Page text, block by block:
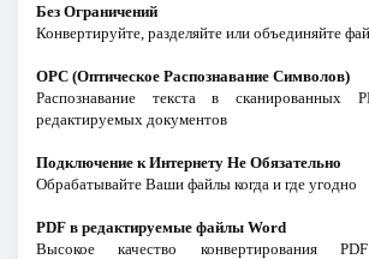
Без Ограничений
Конвертируйте, разделяйте или объединяйте
ОРС (Оптическое Распознавание Символов)
Распознавание текста в сканированных
редактируемых документов
Подключение к Интернету Не Обязательно
Обрабатывайте Ваши файлы когда и где угодно
PDF в редактируемые файлы Word
Высокое качество конвертирования